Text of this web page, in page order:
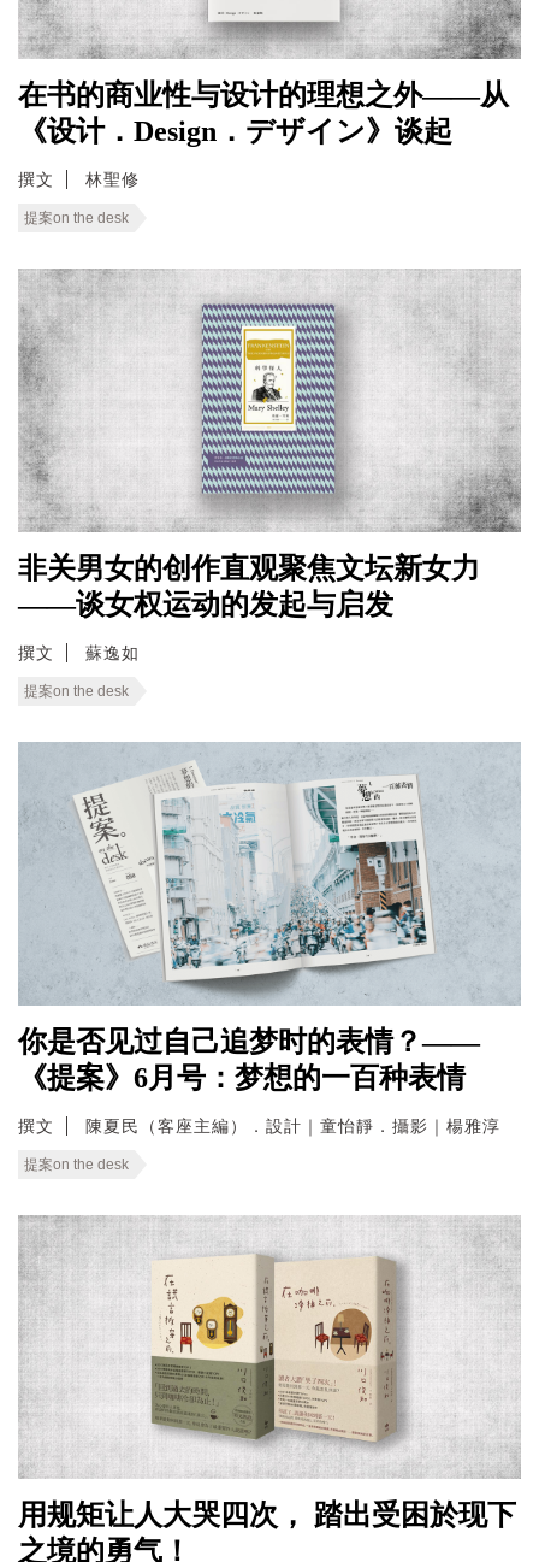
在书的商业性与设计的理想之外——从
《设计．Design．デザイン》谈起
撰文 林聖修
提案on the desk
非关男女的创作直观聚焦文坛新女力
——谈女权运动的发起与启发
撰文 蘇逸如
提案on the desk
你是否见过自己追梦时的表情？——
《提案》6月号：梦想的一百种表情
撰文 陳夏民（客座主編）．設計｜童怡靜．攝影｜楊雅淳
提案on the desk
用规矩让人大哭四次， 踏出受困於现下
之境的勇气！